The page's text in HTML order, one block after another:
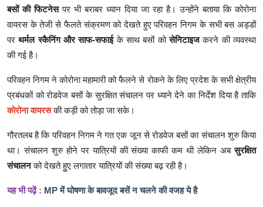
बसों की फिटनेसपर भी बराबर ध्यान दिया जा रहा है। उन्होंने बताया कि कोरोना
वायरस के तेजी से फैलते संक्रमण को देखते हुए परिवहन निगम के सभी बस अड्डों
परथर्मल स्कैनिंग और साफ-सफाईके साथ बसों कोसेनिटाइजकरने की व्यवस्था
की गई है।
परिवहन निगम ने कोरोना महामारी को फैलने से रोकने के लिए प्रदेश के सभी क्षेत्रीय
प्रबंधकों को रोडवेज बसों के सुरक्षित संचालन पर ध्याने देने का निर्देश दिया है ताकि
कोरोना वायरस की कड़ी को तोड़ा जा सके।
गौरतलब है कि परिवहन निगम ने गत एक जून से रोडवेज बसों का संचालन शुरु किया
था। संचालन शुरु होने पर यात्रियों की संख्या काफी कम थी लेकिन अबसुरक्षित
संचालनको देखते हुुए लगातार यात्रियों की संख्या बढ़ रही है।
यह भी पढ़ें : MP में घोषणा के बावजूद बसें न चलने की वजह ये है